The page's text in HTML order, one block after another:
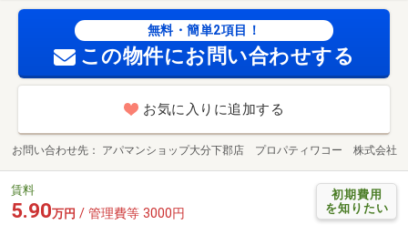
無料・簡単2項目！
この物件にお問い合わせする
お気に入りに追加する
お問い合わせ先 アパマンショップ大分下郡店 プロパティワコー 株式会社
初期費用
を知りたい
賃料
5.90万円 / 管理費等 3000円